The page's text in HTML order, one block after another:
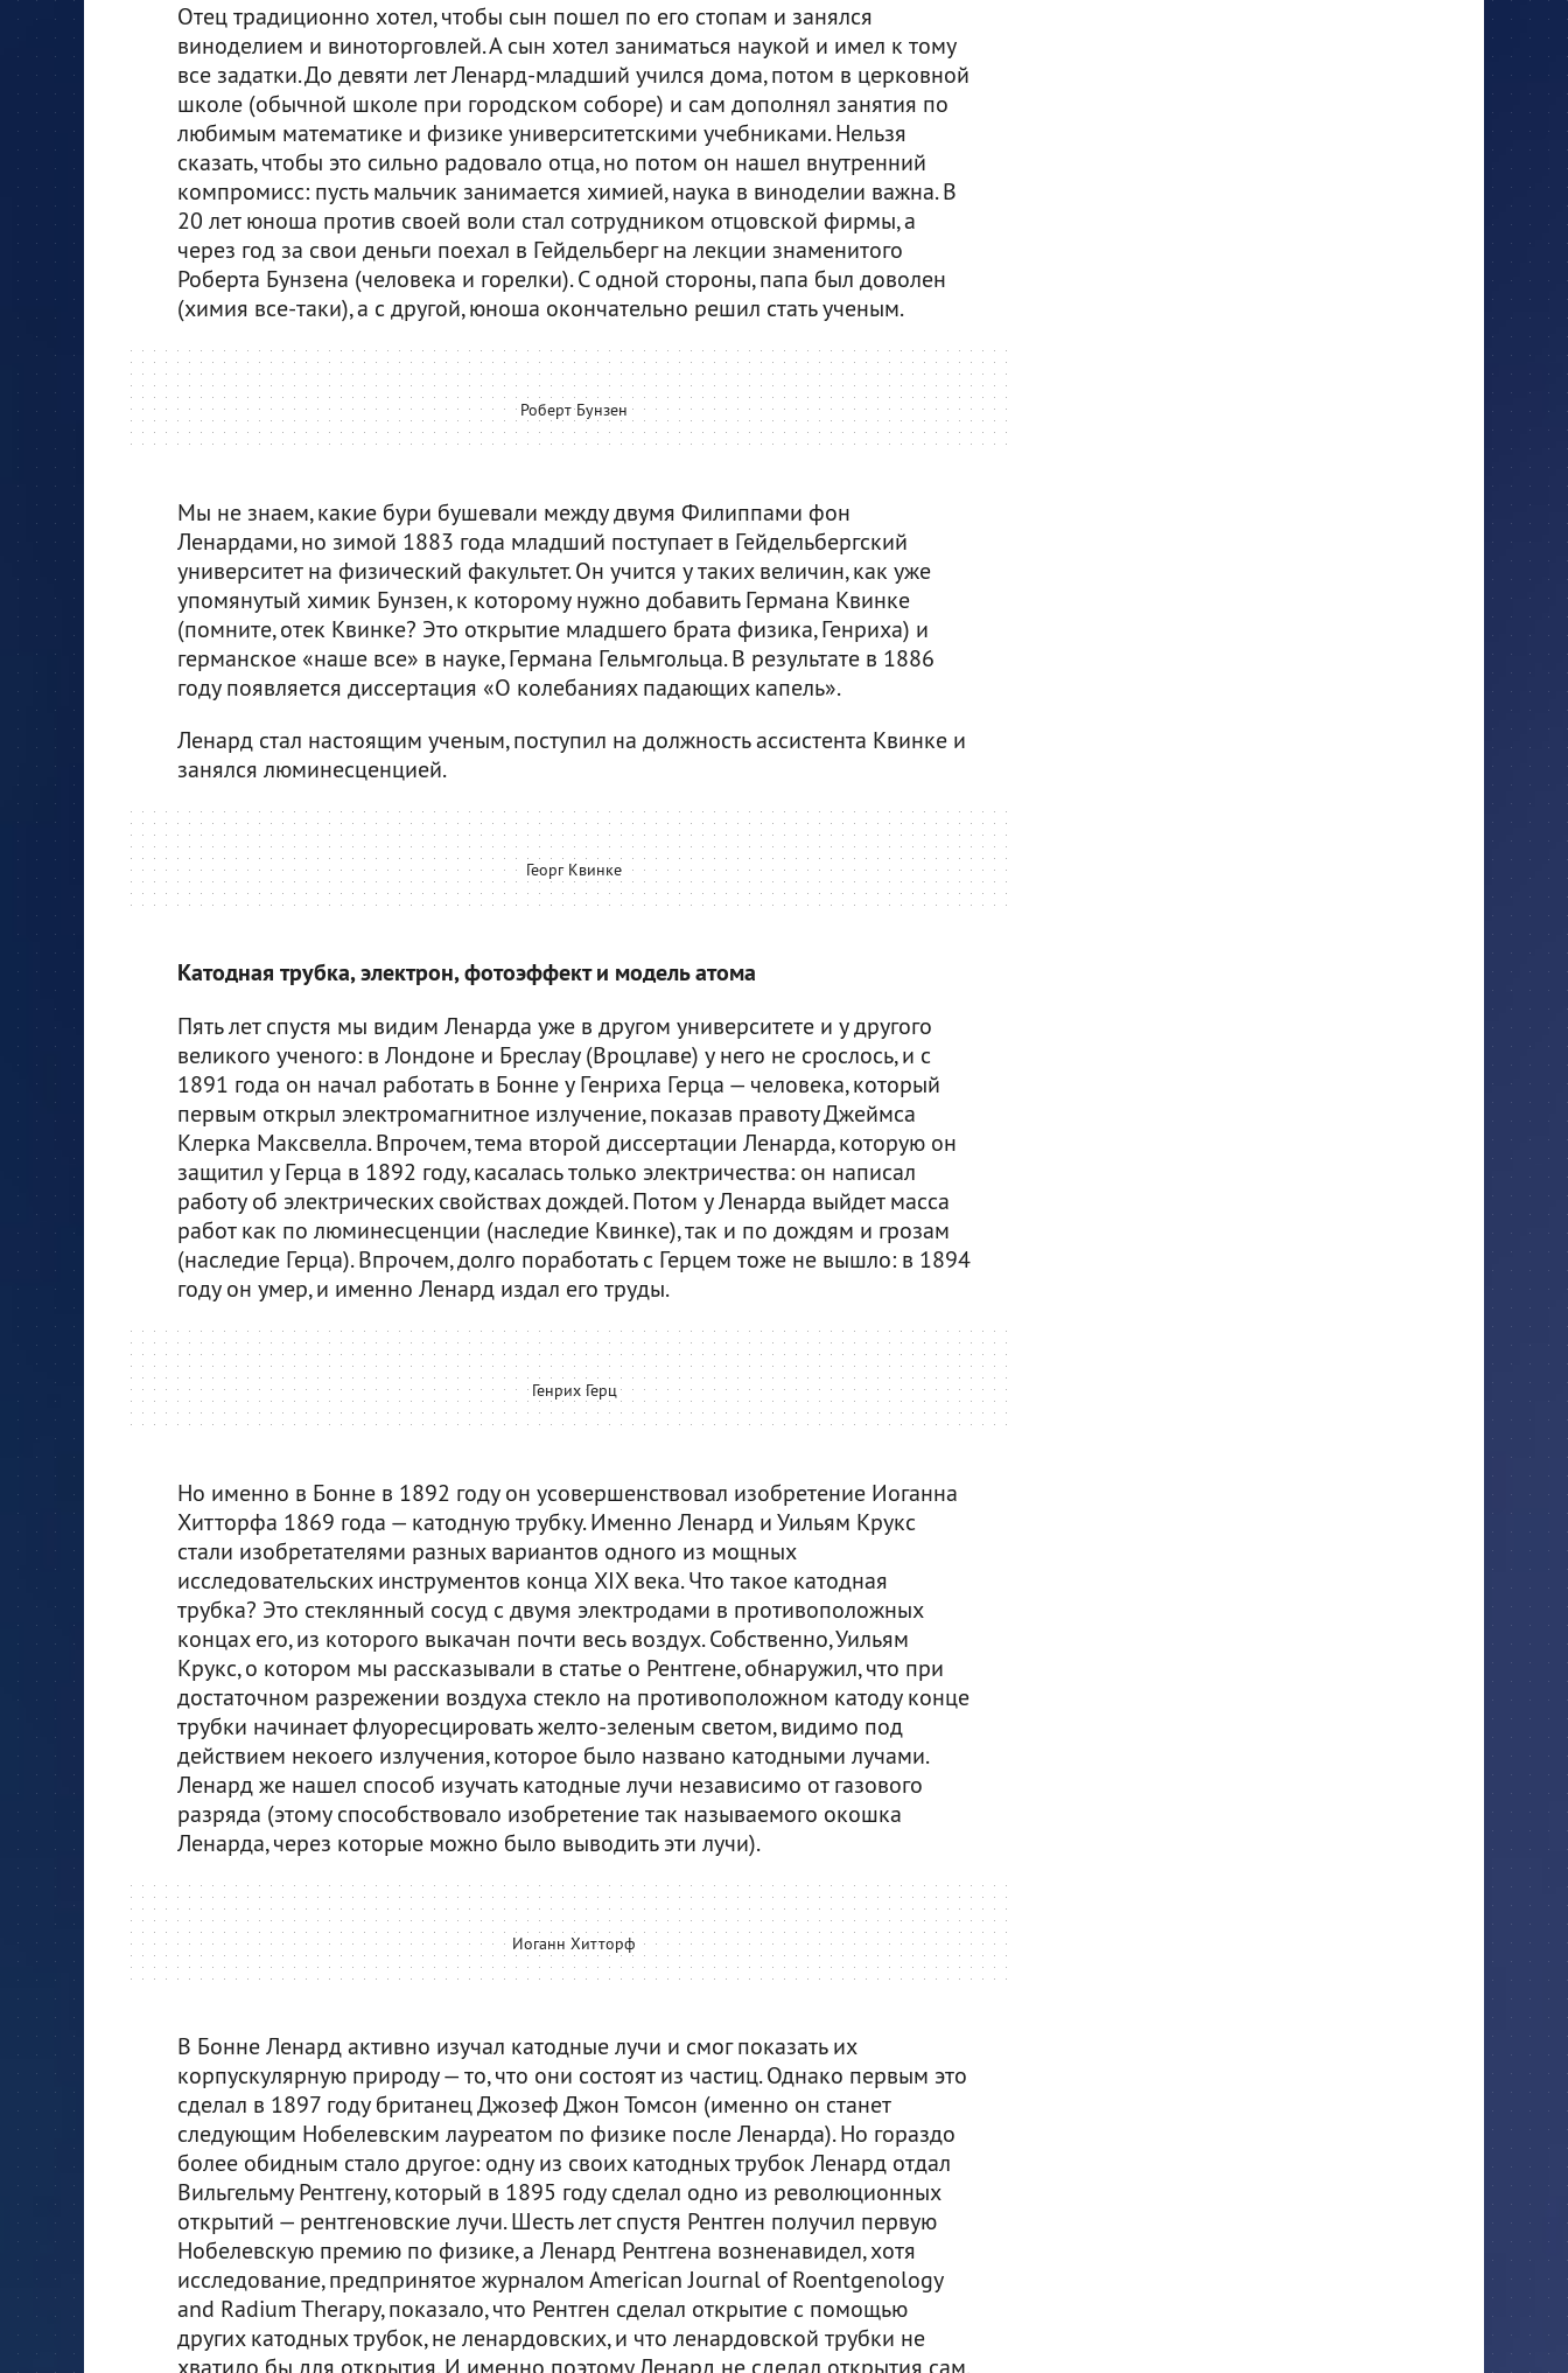
Отец традиционно хотел, чтобы сын пошел по его стопам и занялся
виноделием и виноторговлей. А сын хотел заниматься наукой и имел к тому
все задатки. До девяти лет Ленард-младший учился дома, потом в церковной
школе (обычной школе при городском соборе) и сам дополнял занятия по
любимым математике и физике университетскими учебниками. Нельзя
сказать, чтобы это сильно радовало отца, но потом он нашел внутренний
компромисс: пусть мальчик занимается химией, наука в виноделии важна. В
20 лет юноша против своей воли стал сотрудником отцовской фирмы, а
через год за свои деньги поехал в Гейдельберг на лекции знаменитого
Роберта Бунзена (человека и горелки). С одной стороны, папа был доволен
(химия все-таки), а с другой, юноша окончательно решил стать ученым.
Роберт Бунзен
Мы не знаем, какие бури бушевали между двумя Филиппами фон
Ленардами, но зимой 1883 года младший поступает в Гейдельбергский
университет на физический факультет. Он учится у таких величин, как уже
упомянутый химик Бунзен, к которому нужно добавить Германа Квинке
(помните, отек Квинке? Это открытие младшего брата физика, Генриха) и
германское «наше все» в науке, Германа Гельмгольца. В результате в 1886
году появляется диссертация «О колебаниях падающих капель».
Ленард стал настоящим ученым, поступил на должность ассистента Квинке и
занялся люминесценцией.
Георг Квинке
Катодная трубка, электрон, фотоэффект и модель атома
Пять лет спустя мы видим Ленарда уже в другом университете и у другого
великого ученого: в Лондоне и Бреслау (Вроцлаве) у него не срослось, и с
1891 года он начал работать в Бонне у Генриха Герца — человека, который
первым открыл электромагнитное излучение, показав правоту Джеймса
Клерка Максвелла. Впрочем, тема второй диссертации Ленарда, которую он
защитил у Герца в 1892 году, касалась только электричества: он написал
работу об электрических свойствах дождей. Потом у Ленарда выйдет масса
работ как по люминесценции (наследие Квинке), так и по дождям и грозам
(наследие Герца). Впрочем, долго поработать с Герцем тоже не вышло: в 1894
году он умер, и именно Ленард издал его труды.
Генрих Герц
Но именно в Бонне в 1892 году он усовершенствовал изобретение Иоганна
Хитторфа 1869 года — катодную трубку. Именно Ленард и Уильям Крукс
стали изобретателями разных вариантов одного из мощных
исследовательских инструментов конца XIX века. Что такое катодная
трубка? Это стеклянный сосуд с двумя электродами в противоположных
концах его, из которого выкачан почти весь воздух. Собственно, Уильям
Крукс, о котором мы рассказывали в статье о Рентгене, обнаружил, что при
достаточном разрежении воздуха стекло на противоположном катоду конце
трубки начинает флуоресцировать желто-зеленым светом, видимо под
действием некоего излучения, которое было названо катодными лучами.
Ленард же нашел способ изучать катодные лучи независимо от газового
разряда (этому способствовало изобретение так называемого окошка
Ленарда, через которые можно было выводить эти лучи).
Иоганн Хитторф
В Бонне Ленард активно изучал катодные лучи и смог показать их
корпускулярную природу — то, что они состоят из частиц. Однако первым это
сделал в 1897 году британец Джозеф Джон Томсон (именно он станет
следующим Нобелевским лауреатом по физике после Ленарда). Но гораздо
более обидным стало другое: одну из своих катодных трубок Ленард отдал
Вильгельму Рентгену, который в 1895 году сделал одно из революционных
открытий — рентгеновские лучи. Шесть лет спустя Рентген получил первую
Нобелевскую премию по физике, а Ленард Рентгена возненавидел, хотя
исследование, предпринятое журналом Аmerican Journal of Roentgenology
and Radium Therapy, показало, что Рентген сделал открытие с помощью
других катодных трубок, не ленардовских, и что ленардовской трубки не
хватило бы для открытия. И именно поэтому Ленард не сделал открытия сам.